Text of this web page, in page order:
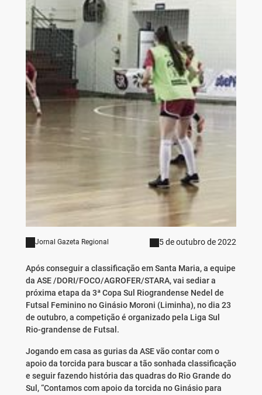
Jornal Gazeta Regional 5 de outubro de 2022
Após conseguir a classificação em Santa Maria, a equipe
da ASE /DORI/FOCO/AGROFER/STARA, vai sediar a
próxima etapa da 3ª Copa Sul Riograndense Nedel de
Futsal Feminino no Ginásio Moroni (Liminha), no dia 23
de outubro, a competição é organizado pela Liga Sul
Rio-grandense de Futsal.
Jogando em casa as gurias da ASE vão contar com o
apoio da torcida para buscar a tão sonhada classificação
e seguir fazendo história das quadras do Rio Grande do
Sul, “Contamos com apoio da torcida no Ginásio para